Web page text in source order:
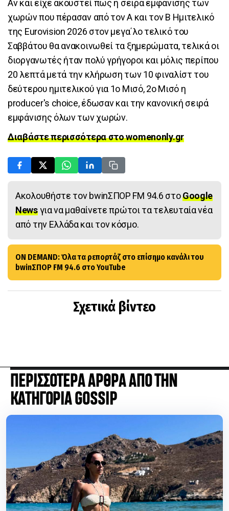
Αν και είχε ακουστεί πως η σειρά εμφάνισης των
χωρών που πέρασαν από τον A και τον B Ημιτελικό
της Eurovision 2026 στον μεγα΄λο τελικό του
Σαββάτου θα ανακοινωθεί τα ξημερώματα, τελικά οι
διοργανωτές ήταν πολύ γρήγοροι και μόλις περίπου
20 λεπτά μετά την κλήρωση των 10 φιναλίστ του
δεύτερου ημιτελικού για 1o Μισό, 2ο Μισό η
producer's choice, έδωσαν και την κανονική σειρά
εμφάνισης όλων των χωρών.
Διαβάστε περισσότερα στο womenonly.gr
Ακολουθήστε τον bwinΣΠΟΡ FM 94.6 στοGoogle
Newsγια να μαθαίνετε πρώτοι τα τελευταία νέα
από την Ελλάδα και τον κόσμο.
ON DEMAND: Όλα τα ρεπορτάζ στο επίσημο κανάλι του
bwinΣΠΟΡ FM 94.6 στο YouTube
Σχετικά βίντεο
ΠΕΡΙΣΣΟΤΕΡΑ ΑΡΘΡΑ ΑΠΟ ΤΗΝ
ΚΑΤΗΓΟΡΙΑ GOSSIP